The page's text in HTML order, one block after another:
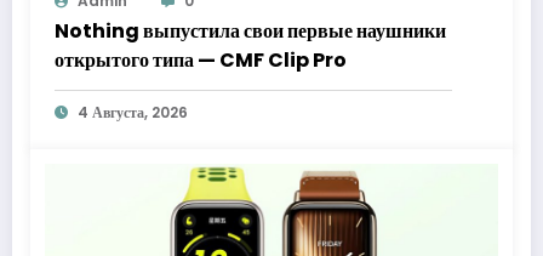
Nothing выпустила свои первые наушники
открытого типа — CMF Clip Pro
4 Августа, 2026